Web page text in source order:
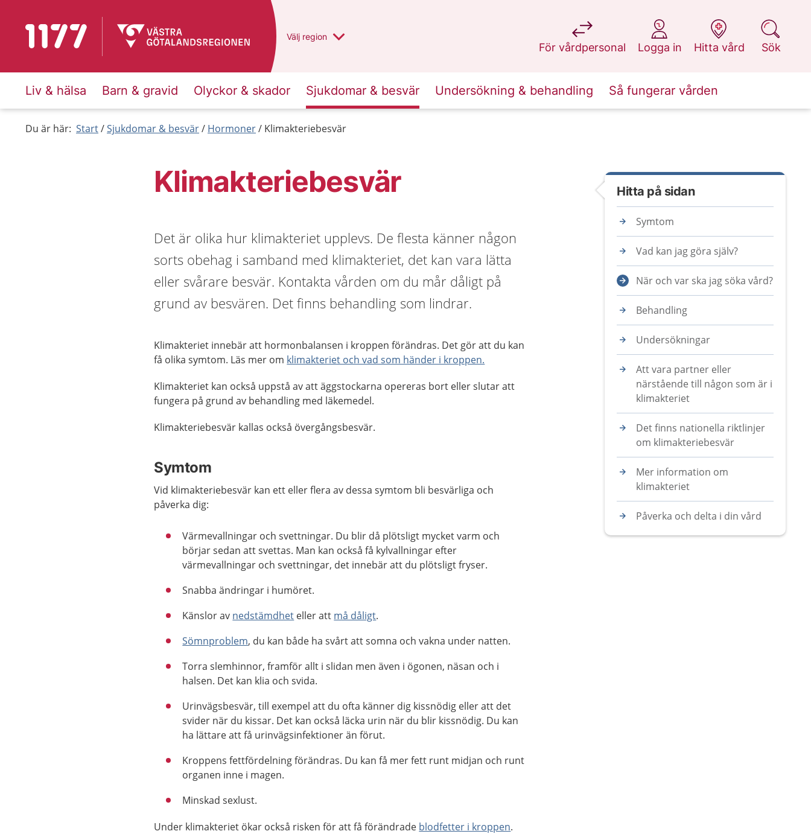
Till startsidan för 1177 Du har valt region
Välj en annan
region
För vårdpersonal
på 1177.se
Logga in
på 1177.se
Hitta vård
på 1177.se
Sök
på 1177.se
Liv & hälsa Barn & gravid Olyckor & skador Sjukdomar & besvär Undersökning & behandling Så fungerar vården
Du är här: Start Sjukdomar & besvär Hormoner Klimakteriebesvär
Klimakteriebesvär
Det är olika hur klimakteriet upplevs. De flesta känner någon
sorts obehag i samband med klimakteriet, det kan vara lätta
eller svårare besvär. Kontakta vården om du mår dåligt på
grund av besvären. Det finns behandling som lindrar.
Klimakteriet innebär att hormonbalansen i kroppen förändras. Det gör att du kan
få olika symtom. Läs mer om klimakteriet och vad som händer i kroppen.
Klimakteriet kan också uppstå av att äggstockarna opereras bort eller slutar att
fungera på grund av behandling med läkemedel.
Klimakteriebesvär kallas också övergångsbesvär.
Symtom
Vid klimakteriebesvär kan ett eller flera av dessa symtom bli besvärliga och
påverka dig:
Värmevallningar och svettningar. Du blir då plötsligt mycket varm och
börjar sedan att svettas. Man kan också få kylvallningar efter
värmevallningar och svettningar, det innebär att du plötsligt fryser.
Snabba ändringar i humöret.
Känslor av nedstämdhet eller att må dåligt.
Sömnproblem, du kan både ha svårt att somna och vakna under natten.
Torra slemhinnor, framför allt i slidan men även i ögonen, näsan och i
halsen. Det kan klia och svida.
Urinvägsbesvär, till exempel att du ofta känner dig kissnödig eller att det
svider när du kissar. Det kan också läcka urin när du blir kissnödig. Du kan
ha lättare att få urinvägsinfektioner än förut.
Kroppens fettfördelning förändras. Du kan få mer fett runt midjan och runt
organen inne i magen.
Minskad sexlust.
Under klimakteriet ökar också risken för att få förändrade blodfetter i kroppen.
Hitta på sidan
Symtom
Vad kan jag göra själv?
När och var ska jag söka vård?
Behandling
Undersökningar
Att vara partner eller
närstående till någon som är i
klimakteriet
Det finns nationella riktlinjer
om klimakteriebesvär
Mer information om
klimakteriet
Påverka och delta i din vård